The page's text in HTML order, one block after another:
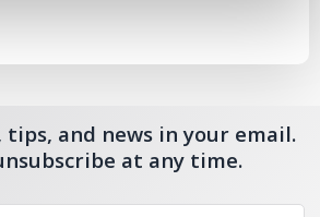
tips, and news in your email.
at any time.